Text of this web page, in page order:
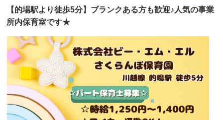
【的場駅より徒歩5分】ブランクある方も歓迎♪人気の事業
所内保育室です★